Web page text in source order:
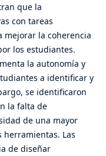
que la
con tareas
mejorar la coherencia
los estudiantes.
la autonomía y
a identificar y
se identificaron
la falta de
de una mayor
herramientas. Las
de diseñar